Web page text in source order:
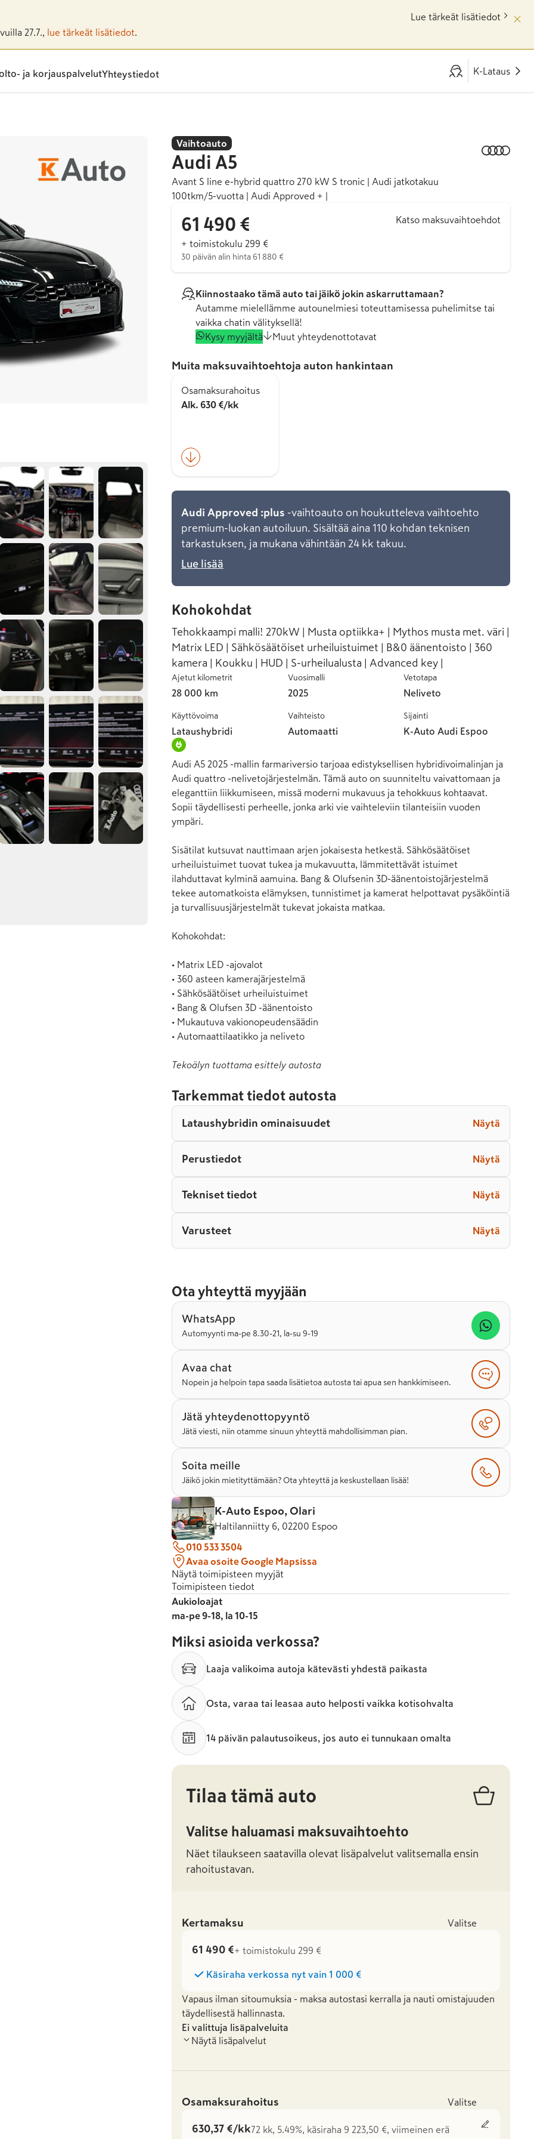
27.7., lue tärkeät lisätiedot
Lue tärkeät lisätiedot
ja korjauspalvelutYhteystiedot K-Lataus
Vaihtoauto
Audi A5
Avant S line e-hybrid quattro 270 kW S tronic | Audi jatkotakuu
100tkm/5-vuotta | Audi Approved + |
61 490 €
+ toimistokulu 299 €
30 päivän alin hinta 61 880 €
Katso maksuvaihtoehdot
Kiinnostaako tämä auto tai jäikö jokin askarruttamaan?
Autamme mielellämme autounelmiesi toteuttamisessa puhelimitse tai
vaikka chatin välityksellä!
Kysy myyjältä
Muut yhteydenottotavat
Muita maksuvaihtoehtoja auton hankintaan
Osamaksurahoitus
Alk. 630 €/kk
Audi Approved :plus -vaihtoauto on houkutteleva vaihtoehto
premium-luokan autoiluun. Sisältää aina 110 kohdan teknisen
tarkastuksen, ja mukana vähintään 24 kk takuu.
Lue lisää
Kohokohdat
Tehokkaampi malli! 270kW | Musta optiikka+ | Mythos musta met. väri |
Matrix LED | Sähkösäätöiset urheiluistuimet | B&0 äänentoisto | 360
kamera | Koukku | HUD | S-urheilualusta | Advanced key |
Ajetut kilometrit
28 000 km
Vuosimalli
2025
Vetotapa
Neliveto
Käyttövoima
Lataushybridi
Vaihteisto
Automaatti
Sijainti
K-Auto Audi Espoo
Audi A5 2025 -mallin farmariversio tarjoaa edistyksellisen hybridivoimalinjan ja
Audi quattro -nelivetojärjestelmän. Tämä auto on suunniteltu vaivattomaan ja
eleganttiin liikkumiseen, missä moderni mukavuus ja tehokkuus kohtaavat.
Sopii täydellisesti perheelle, jonka arki vie vaihteleviin tilanteisiin vuoden
ympäri.
Sisätilat kutsuvat nauttimaan arjen jokaisesta hetkestä. Sähkösäätöiset
urheiluistuimet tuovat tukea ja mukavuutta, lämmitettävät istuimet
ilahduttavat kylminä aamuina. Bang & Olufsenin 3D-äänentoistojärjestelmä
tekee automatkoista elämyksen, tunnistimet ja kamerat helpottavat pysäköintiä
ja turvallisuusjärjestelmät tukevat jokaista matkaa.
Kohokohdat:
• Matrix LED -ajovalot
• 360 asteen kamerajärjestelmä
• Sähkösäätöiset urheiluistuimet
• Bang & Olufsen 3D -äänentoisto
• Mukautuva vakionopeudensäädin
• Automaattilaatikko ja neliveto
Tekoälyn tuottama esittely autosta
Tarkemmat tiedot autosta
Lataushybridin ominaisuudet Näytä
Perustiedot Näytä
Tekniset tiedot Näytä
Varusteet Näytä
Ota yhteyttä myyjään
WhatsApp
Automyynti ma-pe 8.30-21, la-su 9-19
Avaa chat
Nopein ja helpoin tapa saada lisätietoa autosta tai apua sen hankkimiseen.
Jätä yhteydenottopyyntö
Jätä viesti, niin otamme sinuun yhteyttä mahdollisimman pian.
Soita meille
Jäikö jokin mietityttämään? Ota yhteyttä ja keskustellaan lisää!
K-Auto Espoo, Olari
Haltilanniitty 6, 02200 Espoo
010 533 3504
Avaa osoite Google Mapsissa
Näytä toimipisteen myyjät
Toimipisteen tiedot
Aukioloajat
ma-pe 9-18, la 10-15
Miksi asioida verkossa?
Laaja valikoima autoja kätevästi yhdestä paikasta
Osta, varaa tai leasaa auto helposti vaikka kotisohvalta
14 päivän palautusoikeus, jos auto ei tunnukaan omalta
Tilaa tämä auto
Valitse haluamasi maksuvaihtoehto
Näet tilaukseen saatavilla olevat lisäpalvelut valitsemalla ensin
rahoitustavan.
Kertamaksu Valitse
61 490 €+ toimistokulu 299 €
Käsiraha verkossa nyt vain 1 000 €
Vapaus ilman sitoumuksia - maksa autostasi kerralla ja nauti omistajuuden
täydellisestä hallinnasta.
Ei valittuja lisäpalveluita
Näytä lisäpalvelut
Osamaksurahoitus Valitse
630,37 €/kk72 kk, 5.49%, käsiraha 9 223,50 €, viimeinen erä